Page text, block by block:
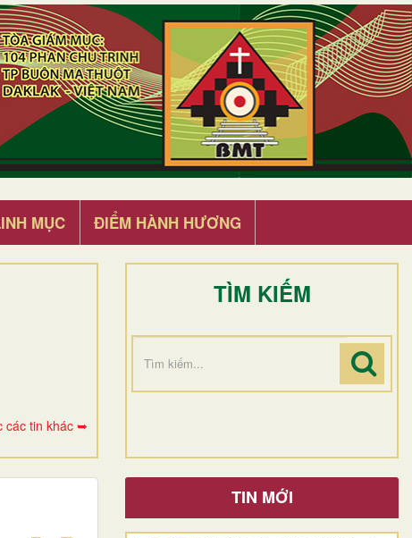
MỤC ĐIỂM HÀNH HƯƠNG
các tin khác ➥
TÌM KIẾM
TIN MỚI